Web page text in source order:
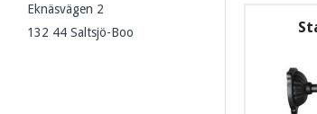
Eknäsvägen 2
132 44 Saltsjö-Boo